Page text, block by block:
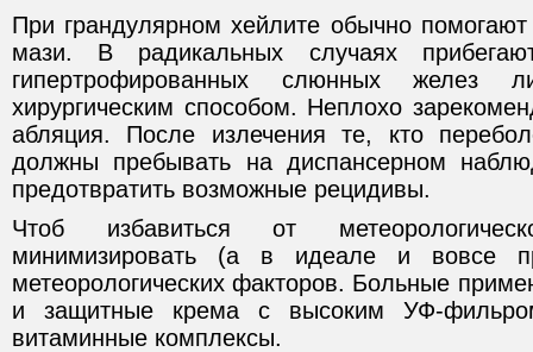
При грандулярном хейлите обычно помогают
мази. В радикальных случаях
гипертрофированных слюнных желез
хирургическим способом. Неплохо
абляция. После излечения те, кто
должны пребывать на диспансерном
предотвратить возможные рецидивы.
Чтоб избавиться от
минимизировать (а в идеале и вовсе
метеорологических факторов. Больные
и защитные крема с высоким УФ-
витаминные комплексы.